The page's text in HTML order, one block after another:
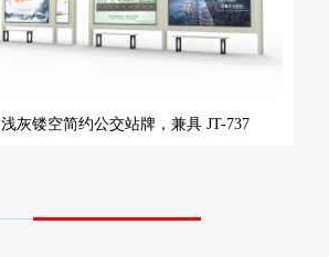
浅灰镂空简约公交站牌，兼具 JT-737